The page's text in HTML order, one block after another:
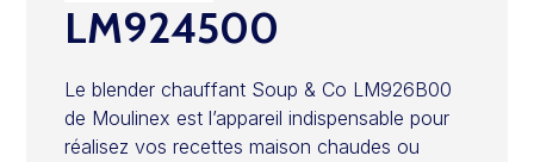
LM924500
Le blender chauffant Soup & Co LM926B00
de Moulinex est l’appareil indispensable pour
réalisez vos recettes maison chaudes ou